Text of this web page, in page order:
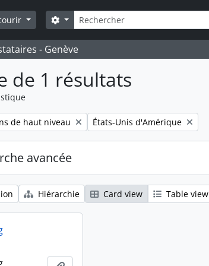
Rechercher
Search options
- Genève
de 1 résultats
de haut niveau Remove filter:
États-Unis d'Amérique
avancée
Hiérarchie Card view Table view